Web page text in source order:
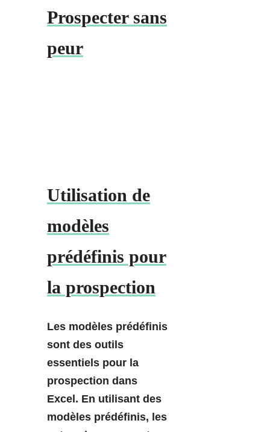
Prospecter sans
peur
Utilisation de
modèles
prédéfinis pour
la prospection
Les modèles prédéfinis
sont des outils
essentiels pour la
prospection dans
Excel. En utilisant des
modèles prédéfinis, les